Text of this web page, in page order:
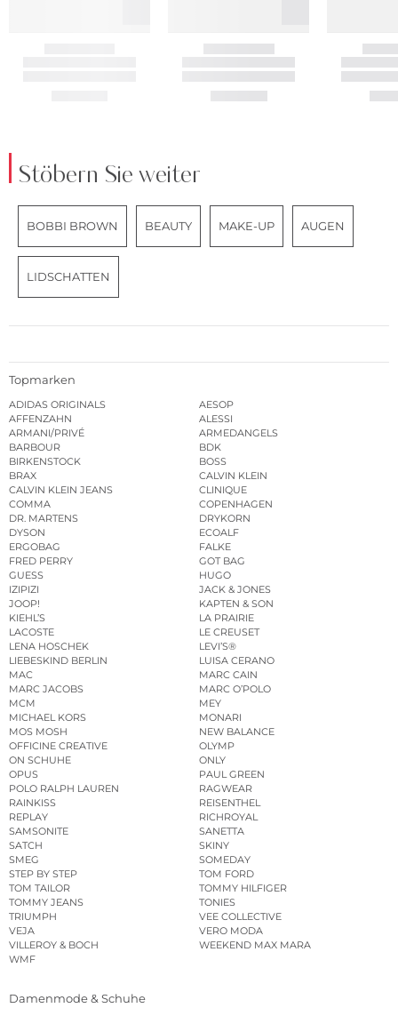
Stöbern Sie weiter
BOBBI BROWN BEAUTY MAKE-UP AUGEN
LIDSCHATTEN
Topmarken
ADIDAS ORIGINALS
AESOP
AFFENZAHN
ALESSI
ARMANI/PRIVÉ
ARMEDANGELS
BARBOUR
BDK
BIRKENSTOCK
BOSS
BRAX
CALVIN KLEIN
CALVIN KLEIN JEANS
CLINIQUE
COMMA
COPENHAGEN
DR. MARTENS
DRYKORN
DYSON
ECOALF
ERGOBAG
FALKE
FRED PERRY
GOT BAG
GUESS
HUGO
IZIPIZI
JACK & JONES
JOOP!
KAPTEN & SON
KIEHL’S
LA PRAIRIE
LACOSTE
LE CREUSET
LENA HOSCHEK
LEVI’S®
LIEBESKIND BERLIN
LUISA CERANO
MAC
MARC CAIN
MARC JACOBS
MARC O’POLO
MCM
MEY
MICHAEL KORS
MONARI
MOS MOSH
NEW BALANCE
OFFICINE CREATIVE
OLYMP
ON SCHUHE
ONLY
OPUS
PAUL GREEN
POLO RALPH LAUREN
RAGWEAR
RAINKISS
REISENTHEL
REPLAY
RICHROYAL
SAMSONITE
SANETTA
SATCH
SKINY
SMEG
SOMEDAY
STEP BY STEP
TOM FORD
TOM TAILOR
TOMMY HILFIGER
TOMMY JEANS
TONIES
TRIUMPH
VEE COLLECTIVE
VEJA
VERO MODA
VILLEROY & BOCH
WEEKEND MAX MARA
WMF
Damenmode & Schuhe